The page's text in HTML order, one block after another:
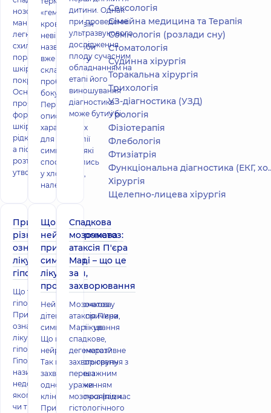
нозологій, що
маніфестуються
легкою
схильністю до
поранення
шкірних
покривів.
Основний
прояв –
формування на
шкірі міхурів з
рідким вмістом,
а після їхнього
розтину –
утворення ерозі
«гемофілія
крові», але він
невірний –
назва хвороби
вже містить у
складі
проблему з
боку крові.
Перші
описання
характерних
для гемофілії
симптомів, які
спостерігались
у хлопчиків,
належать
дитини. Однак
при проведенні
ультразвукового
дослідження
плоду сучасним
обладнанням на
етапі його
виношування
діагностика
може бути і бі
Причини,
різновиди,
ознаки,
лікування
гіпоплазій
Що таке
гіпоплазія?
Причини,
ознаки,
лікування
гіпоплазії
Гіпоплазією
називається
недорозвинення
якогось органу
чи тканини. Це
Що це –
нейрофіброматоз:
причини,
симптоми,
лікування,
прогноз
Нейрофіброматоз у
дітей: типи, причини,
симптоми, лікування
Що це –
нейрофіброматоз?
Так називають групу
захворювань з
однотипними
клінічними проявами.
Причина
Спадкова
мозочкова
атаксія П'єра
Марі – що це
за
захворювання
Мозочкова
атаксія П'єра
Марі - це
спадкове,
дегенеративне
захворювання з
переважним
ураженням
мозочка (під час
гістологічного
Сексологія
Сімейна медицина та Терапія
Сомнологія (розлади сну)
Стоматологія
Судинна хірургія
Торакальна хірургія
Трихологія
УЗ-діагностика (УЗД)
Урологія
Фізіотерапія
Флебологія
Фтизіатрія
Функціональна діагностика (ЕКГ, холтер, добове АТ)
Хірургія
Щелепно-лицева хірургія